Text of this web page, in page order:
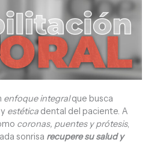
enfoque integralque busca
estética dental del paciente. A
coronas, puentes y prótesis,
sonrisa recupere su salud y